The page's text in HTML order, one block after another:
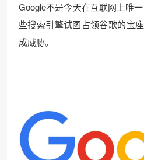
Google不是今天在互联网上唯
些搜索引擎试图占领谷歌的宝
成威胁。